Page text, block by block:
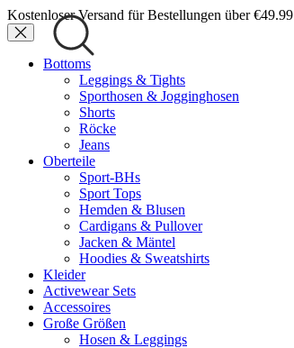
Kostenloser Versand für Bestellungen über €49.99
Bottoms
Leggings & Tights
Sporthosen & Jogginghosen
Shorts
Röcke
Jeans
Oberteile
Sport-BHs
Sport Tops
Hemden & Blusen
Cardigans & Pullover
Jacken & Mäntel
Hoodies & Sweatshirts
Kleider
Activewear Sets
Accessoires
Große Größen
Hosen & Leggings